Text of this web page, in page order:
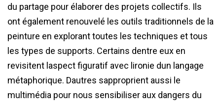
du partage pour élaborer des projets collectifs. Ils
ont également renouvelé les outils traditionnels de la
peinture en explorant toutes les techniques et tous
les types de supports. Certains dentre eux en
revisitent laspect figuratif avec lironie dun langage
métaphorique. Dautres sapproprient aussi le
multimédia pour nous sensibiliser aux dangers du